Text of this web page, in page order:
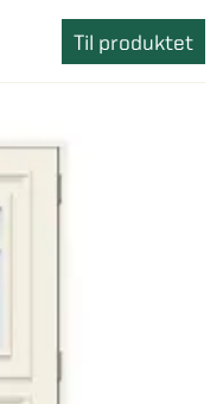
Til produktet